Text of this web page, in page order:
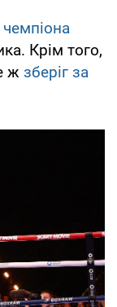
Крім того,
ж зберіг за